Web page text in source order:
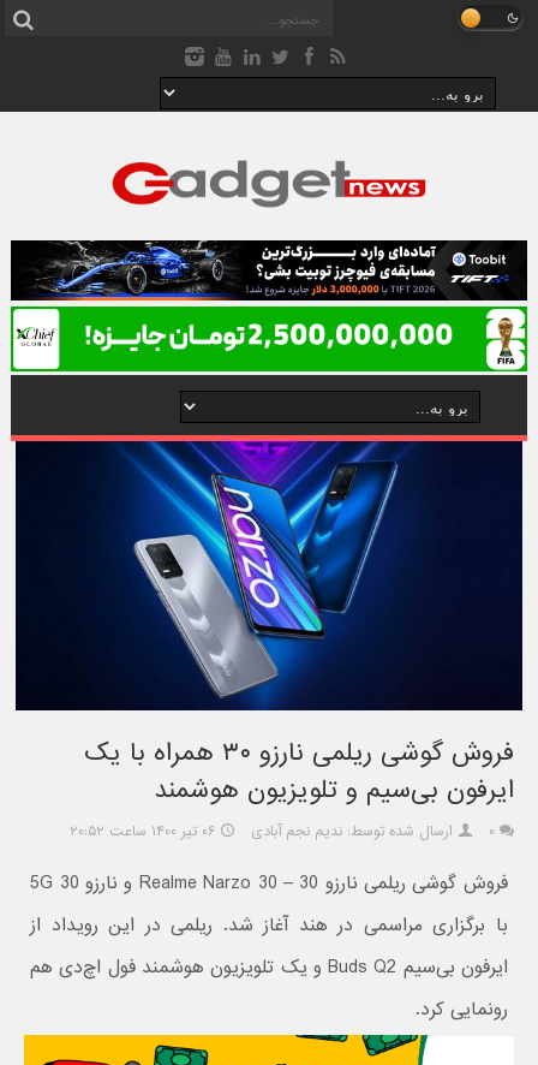
فروش گوشی ریلمی نارزو ۳۰ همراه با یک
ایرفون بی‌سیم و تلویزیون هوشمند
۰ ارسال شده توسط: ندیم نجم آبادی ۰۶ تیر ۱۴۰۰ ساعت ۲۰:۵۲
فروش گوشی ریلمی نارزو 30 – Realme Narzo 30 و نارزو 30 5G
با برگزاری مراسمی در هند آغاز شد. ریلمی در این رویداد از
ایرفون بی‌سیم Buds Q2 و یک تلویزیون هوشمند فول اچ‌دی هم
رونمایی کرد.